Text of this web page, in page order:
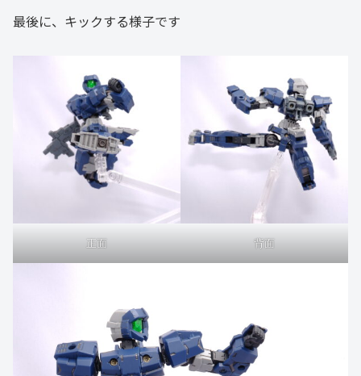
最後に、キックする様子です
正面 背面